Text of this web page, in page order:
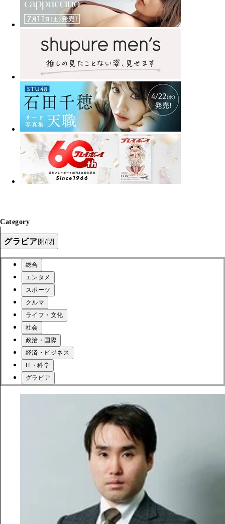
Category
グラビア開/閉
総合
エンタメ
スポーツ
クルマ
ライフ・文化
社会
政治・国際
経済・ビジネス
IT・科学
グラビア